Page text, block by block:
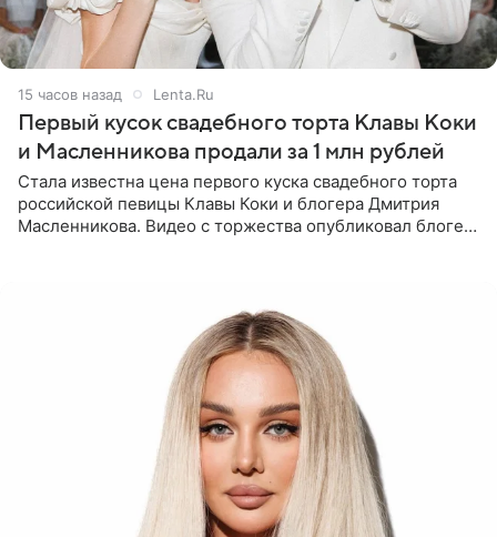
15 часов назад Lenta.Ru
Первый кусок свадебного торта Клавы Коки
и Масленникова продали за 1 млн рублей
Стала известна цена первого куска свадебного торта
российской певицы Клавы Коки и блогера Дмитрия
Масленникова. Видео с торжества опубликовал блогер